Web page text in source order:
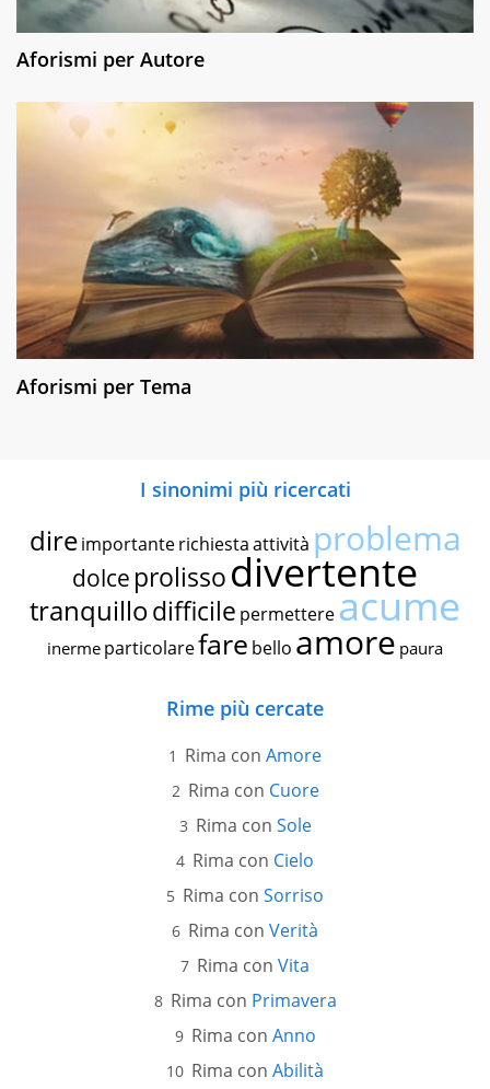
Aforismi per Autore
Aforismi per Tema
I sinonimi più ricercati
dire importante richiestaattività problema
dolce prolissodivertente
tranquillodifficile permettereacume
inerme particolarefare bello amore paura
Rime più cercate
Rima con Amore
Rima con Cuore
Rima con Sole
Rima con Cielo
Rima con Sorriso
Rima con Verità
Rima con Vita
Rima con Primavera
Rima con Anno
Rima con Abilità